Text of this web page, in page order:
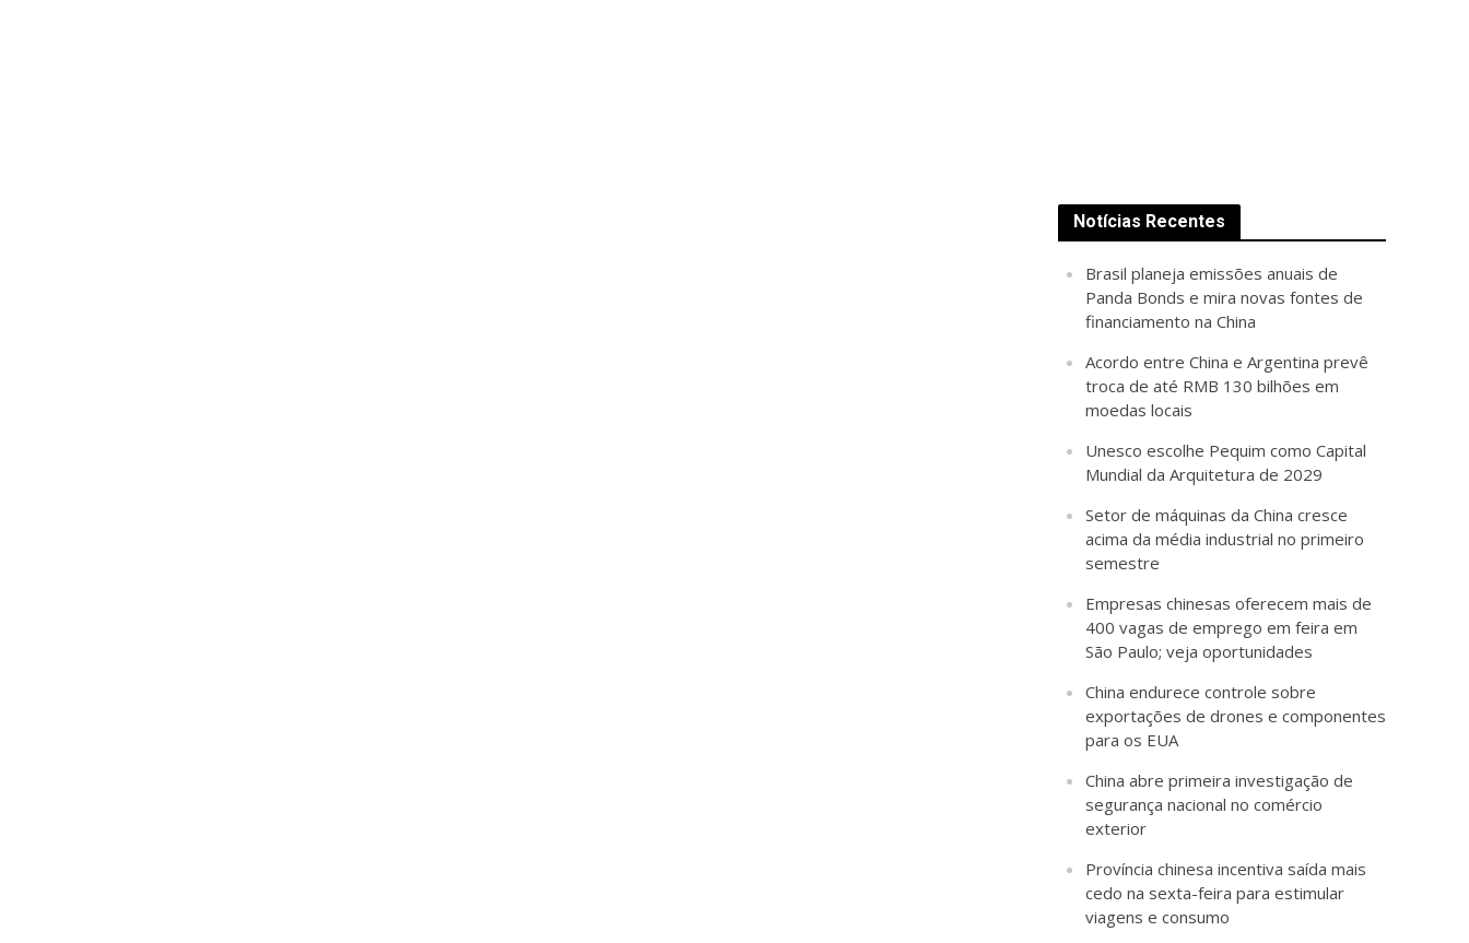
Notícias Recentes
Brasil planeja emissões anuais de
Panda Bonds e mira novas fontes de
financiamento na China
Acordo entre China e Argentina prevê
troca de até RMB 130 bilhões em
moedas locais
Unesco escolhe Pequim como Capital
Mundial da Arquitetura de 2029
Setor de máquinas da China cresce
acima da média industrial no primeiro
semestre
Empresas chinesas oferecem mais de
400 vagas de emprego em feira em
São Paulo; veja oportunidades
China endurece controle sobre
exportações de drones e componentes
para os EUA
China abre primeira investigação de
segurança nacional no comércio
exterior
Província chinesa incentiva saída mais
cedo na sexta-feira para estimular
viagens e consumo